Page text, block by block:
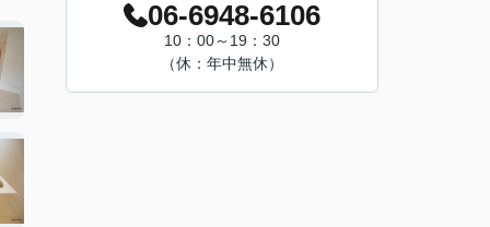
06-6948-6106
10：00～19：30
（休：年中無休）